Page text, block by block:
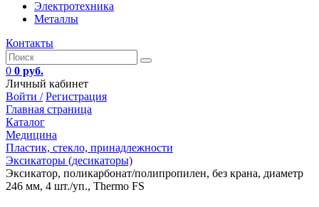
Электротехника
Металлы
Контакты
0 0 руб.
Личный кабинет
Войти / Регистрация
Главная страница
Каталог
Медицина
Пластик, стекло, принадлежности
Эксикаторы (десикаторы)
Эксикатор, поликарбонат/полипропилен, без крана, диаметр
246 мм, 4 шт./уп., Thermo FS